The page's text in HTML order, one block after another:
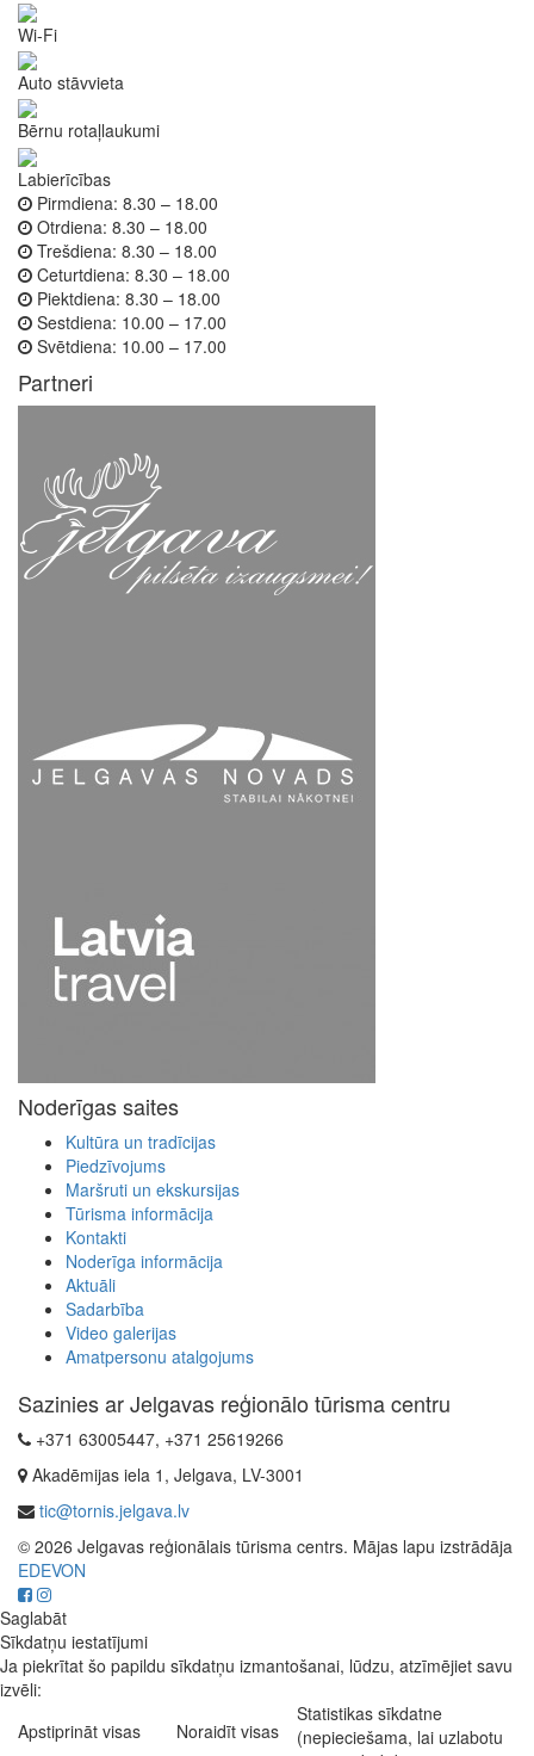
Wi-Fi
Auto stāvvieta
Bērnu rotaļlaukumi
Labierīcības
Pirmdiena: 8.30 – 18.00
Otrdiena: 8.30 – 18.00
Trešdiena: 8.30 – 18.00
Ceturtdiena: 8.30 – 18.00
Piektdiena: 8.30 – 18.00
Sestdiena: 10.00 – 17.00
Svētdiena: 10.00 – 17.00
Partneri
Noderīgas saites
Kultūra un tradīcijas
Piedzīvojums
Maršruti un ekskursijas
Tūrisma informācija
Kontakti
Noderīga informācija
Aktuāli
Sadarbība
Video galerijas
Amatpersonu atalgojums
Sazinies ar Jelgavas reģionālo tūrisma centru
+371 63005447, +371 25619266
Akadēmijas iela 1, Jelgava, LV-3001
tic@tornis.jelgava.lv
© 2026 Jelgavas reģionālais tūrisma centrs. Mājas lapu izstrādāja
EDEVON
Saglabāt
Sīkdatņu iestatījumi
Ja piekrītat šo papildu sīkdatņu izmantošanai, lūdzu, atzīmējiet savu
izvēli:
Apstiprināt visas
Noraidīt visas
Statistikas sīkdatne
(nepieciešama, lai uzlabotu